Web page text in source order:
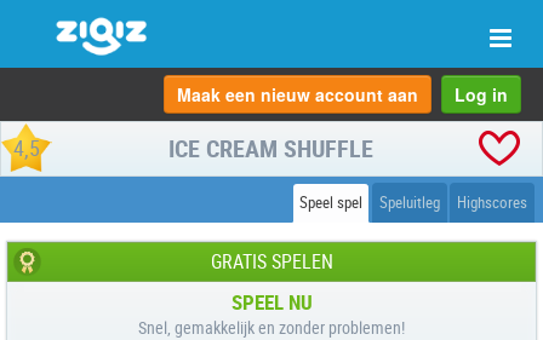
Maak een nieuw account aan Log in
4,5 ICE CREAM SHUFFLE
Speel spel Speluitleg Highscores
GRATIS SPELEN
SPEEL NU
Snel, gemakkelijk en zonder problemen!